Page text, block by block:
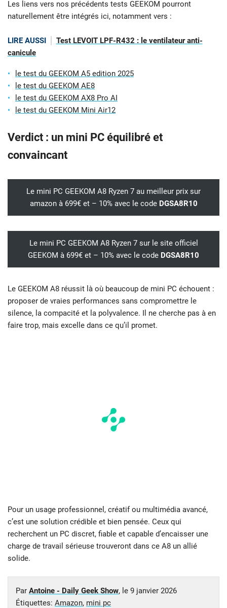
Les liens vers nos précédents tests GEEKOM pourront
naturellement être intégrés ici, notamment vers :
LIRE AUSSI
Test LEVOIT LPF-R432 : le ventilateur anti-
canicule
le test du GEEKOM A5 edition 2025
le test du GEEKOM AE8
le test du GEEKOM AX8 Pro AI
le test du GEEKOM Mini Air12
Verdict : un mini PC équilibré et
convaincant
Le mini PC GEEKOM A8 Ryzen 7 au meilleur prix sur
amazon à 699€ et – 10% avec le code DGSA8R10
Le mini PC GEEKOM A8 Ryzen 7 sur le site officiel
GEEKOM à 699€ et – 10% avec le code DGSA8R10
Le GEEKOM A8 réussit là où beaucoup de mini PC échouent :
proposer de vraies performances sans compromettre le
silence, la compacité et la polyvalence. Il ne cherche pas à en
faire trop, mais excelle dans ce qu’il promet.
Pour un usage professionnel, créatif ou multimédia avancé,
c’est une solution crédible et bien pensée. Ceux qui
recherchent un PC discret, fiable et capable d’encaisser une
charge de travail sérieuse trouveront dans ce A8 un allié
solide.
Par Antoine - Daily Geek Show, le 9 janvier 2026
Étiquettes: Amazon, mini pc